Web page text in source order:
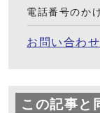
電話番号のか
お問い合わ
この記事と